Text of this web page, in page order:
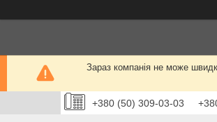
Зараз компанія не може
+380 (50) 309-03-03